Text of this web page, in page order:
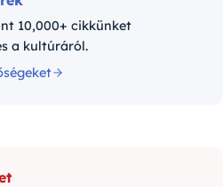
10,000+ cikkünket
a kultúráról.